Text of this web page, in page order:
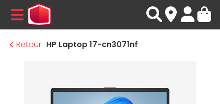
MENU
Retour HP Laptop 17-cn3071nf